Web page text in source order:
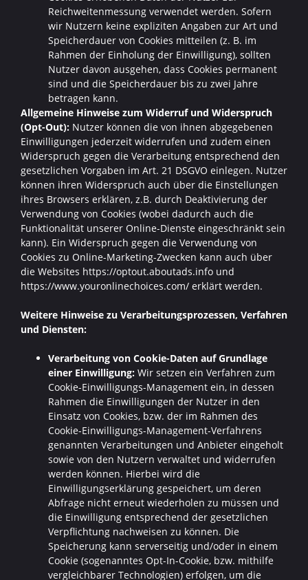
Reichweitenmessung verwendet werden. Sofern
wir Nutzern keine expliziten Angaben zur Art und
Speicherdauer von Cookies mitteilen (z. B. im
Rahmen der Einholung der Einwilligung), sollten
Nutzer davon ausgehen, dass Cookies permanent
sind und die Speicherdauer bis zu zwei Jahre
betragen kann.
Allgemeine Hinweise zum Widerruf und Widerspruch
(Opt-Out): Nutzer können die von ihnen abgegebenen
Einwilligungen jederzeit widerrufen und zudem einen
Widerspruch gegen die Verarbeitung entsprechend den
gesetzlichen Vorgaben im Art. 21 DSGVO einlegen. Nutzer
können ihren Widerspruch auch über die Einstellungen
ihres Browsers erklären, z.B. durch Deaktivierung der
Verwendung von Cookies (wobei dadurch auch die
Funktionalität unserer Online-Dienste eingeschränkt sein
kann). Ein Widerspruch gegen die Verwendung von
Cookies zu Online-Marketing-Zwecken kann auch über
die Websites https://optout.aboutads.info und
https://www.youronlinechoices.com/ erklärt werden.
Weitere Hinweise zu Verarbeitungsprozessen, Verfahren
und Diensten:
Verarbeitung von Cookie-Daten auf Grundlage
einer Einwilligung: Wir setzen ein Verfahren zum
Cookie-Einwilligungs-Management ein, in dessen
Rahmen die Einwilligungen der Nutzer in den
Einsatz von Cookies, bzw. der im Rahmen des
Cookie-Einwilligungs-Management-Verfahrens
genannten Verarbeitungen und Anbieter eingeholt
sowie von den Nutzern verwaltet und widerrufen
werden können. Hierbei wird die
Einwilligungserklärung gespeichert, um deren
Abfrage nicht erneut wiederholen zu müssen und
die Einwilligung entsprechend der gesetzlichen
Verpflichtung nachweisen zu können. Die
Speicherung kann serverseitig und/oder in einem
Cookie (sogenanntes Opt-In-Cookie, bzw. mithilfe
vergleichbarer Technologien) erfolgen, um die